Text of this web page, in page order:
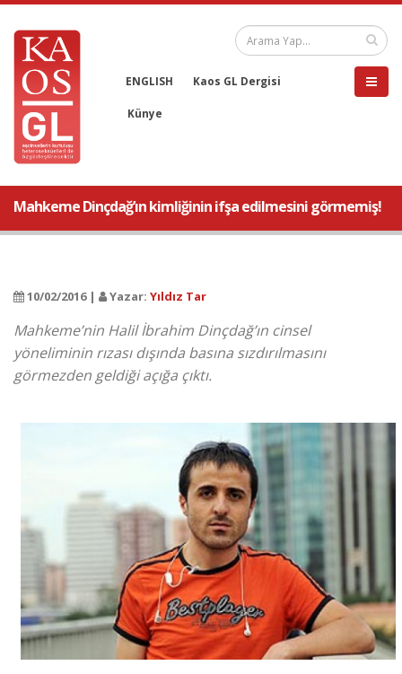
ENGLISH Kaos GL Dergisi
Künye
Mahkeme Dinçdağ’ın kimliğinin ifşa edilmesini görmemiş!
10/02/2016 | Yazar: Yıldız Tar
Mahkeme’nin Halil İbrahim Dinçdağ’ın cinsel
yöneliminin rızası dışında basına sızdırılmasını
görmezden geldiği açığa çıktı.